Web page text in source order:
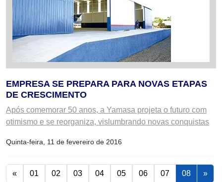
EMPRESA SE PREPARA PARA NOVAS ETAPAS
DE CRESCIMENTO
Após comemorar 50 anos, a Yamasa projeta o futuro com
otimismo e se reorganiza, vislumbrando novas conquistas
Quinta-feira, 11 de fevereiro de 2016
« 01 02 03 04 05 06 07 08 »